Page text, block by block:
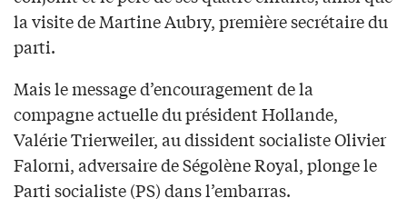
la visite de Martine Aubry, première secrétaire du
parti.
Mais le message d’encouragement de la
compagne actuelle du président Hollande,
Valérie Trierweiler, au dissident socialiste Olivier
Falorni, adversaire de Ségolène Royal, plonge le
Parti socialiste (PS) dans l’embarras.